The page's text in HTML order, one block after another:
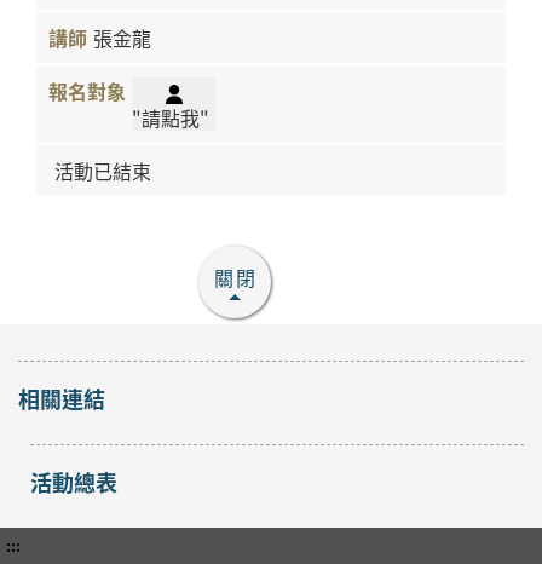
張金龍
"請點我"
活動已結束
關閉
相關連結
活動總表
:::